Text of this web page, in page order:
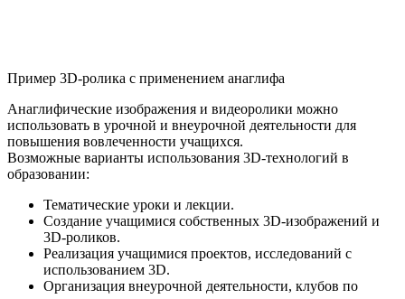
Пример 3D-ролика с применением анаглифа
Анаглифические изображения и видеоролики можно
использовать в урочной и внеурочной деятельности для
повышения вовлеченности учащихся.
Возможные варианты использования 3D-технологий в
образовании:
Тематические уроки и лекции.
Создание учащимися собственных 3D-изображений и
3D-роликов.
Реализация учащимися проектов, исследований с
использованием 3D.
Организация внеурочной деятельности, клубов по